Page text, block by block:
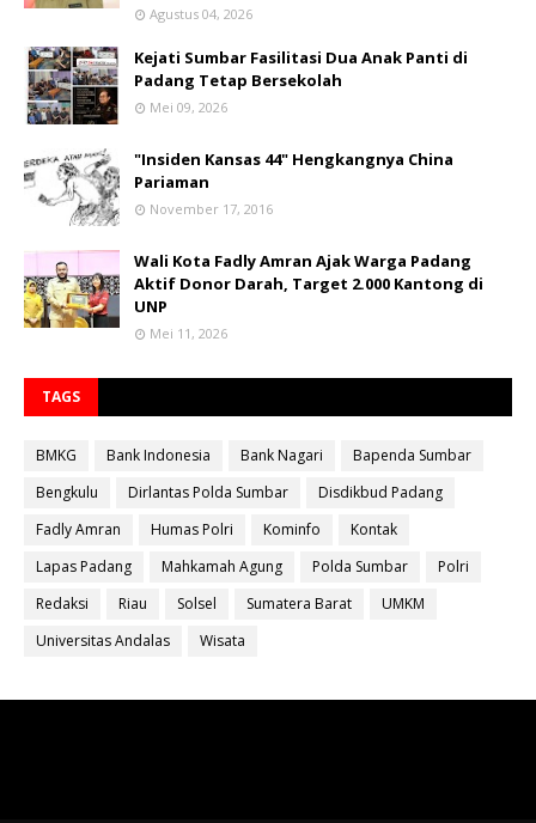
Agustus 04, 2026
Kejati Sumbar Fasilitasi Dua Anak Panti di
Padang Tetap Bersekolah
Mei 09, 2026
"Insiden Kansas 44" Hengkangnya China
Pariaman
November 17, 2016
Wali Kota Fadly Amran Ajak Warga Padang
Aktif Donor Darah, Target 2.000 Kantong di
UNP
Mei 11, 2026
TAGS
BMKG Bank Indonesia Bank Nagari
Bapenda Sumbar
Bengkulu
Dirlantas Polda Sumbar
Disdikbud Padang
Fadly Amran
Humas Polri Kominfo
Kontak
Lapas Padang
Mahkamah Agung Polda Sumbar
Polri
Redaksi
Riau Solsel Sumatera Barat
UMKM
Universitas Andalas
Wisata